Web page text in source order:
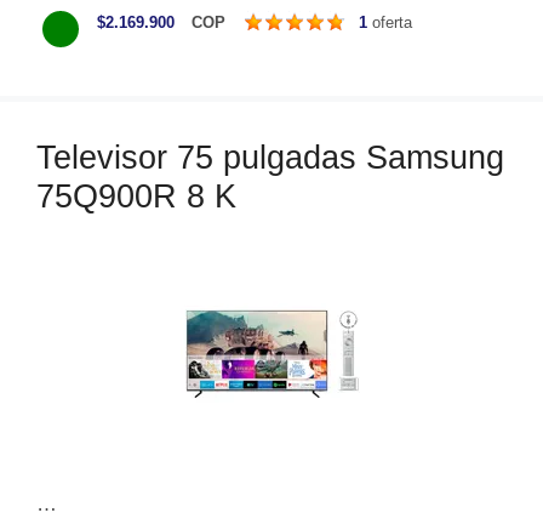
a
t
r
í
$2.169.900 COP 1 oferta
Televisor 75 pulgadas Samsung
75Q900R 8 K
…